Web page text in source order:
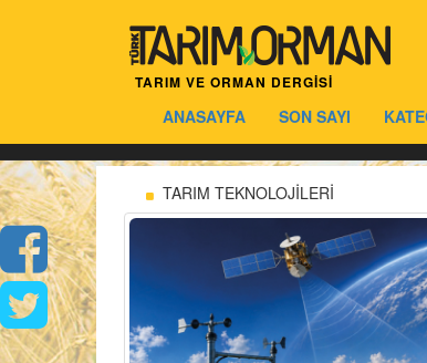
TARIM VE ORMAN DERGİSİ
ANASAYFA SON SAYI
TARIM TEKNOLOJİLERİ